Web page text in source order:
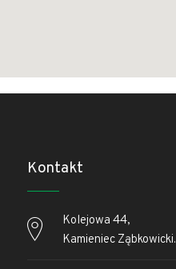
Kontakt
Kolejowa 44,
Kamieniec Ząbkowicki.